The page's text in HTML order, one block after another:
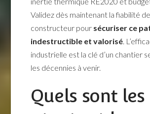
Validez dès maintenant la fiabilité
constructeur pour sécuriser ce
indestructible et valorisé .
industrielle est la clé d’un chantier
les décennies à venir.
Quels sont